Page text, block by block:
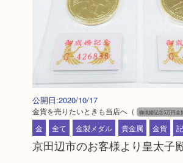
公開日:2020/10/17
金貨を売りたいときも当店へ（ 御成婚記念5万円金
金
全て 金製メダル 貴金属 金貨
京田辺市のお客様より皇太子